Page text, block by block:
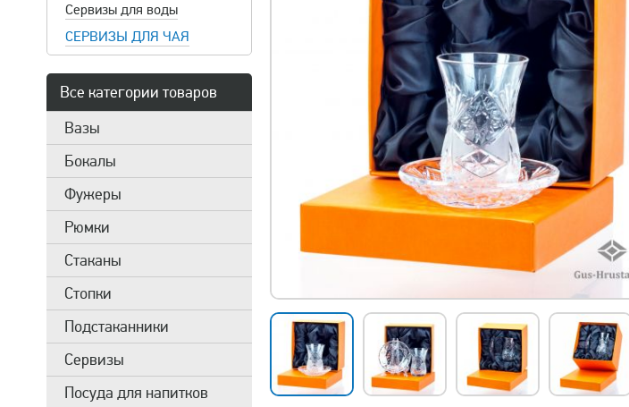
Сервизы для воды
СЕРВИЗЫ ДЛЯ ЧАЯ
Все категории товаров
Вазы
Бокалы
Фужеры
Рюмки
Стаканы
Стопки
Подстаканники
Сервизы
Посуда для напитков